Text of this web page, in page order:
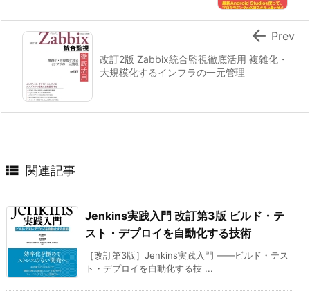
改訂2版 Zabbix統合監視徹底活用 複雑化・
大規模化するインフラの一元管理
 Prev
 関連記事
Jenkins実践入門 改訂第3版 ビルド・テ
スト・デプロイを自動化する技術
［改訂第3版］Jenkins実践入門 ――ビルド・テス
ト・デプロイを自動化する技 ...